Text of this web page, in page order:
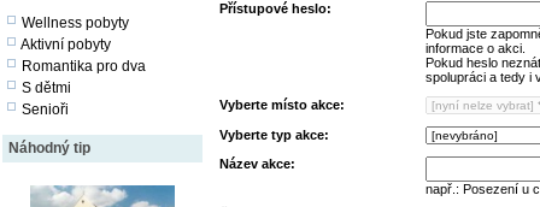
Wellness pobyty
Aktivní pobyty
Romantika pro dva
S dětmi
Senioři
Náhodný tip
Přístupové heslo:
Pokud jste
informace o akci.
Pokud heslo
spolupráci a tedy i
Vyberte místo akce:
Vyberte typ akce:
Název akce:
např.: Posezení u